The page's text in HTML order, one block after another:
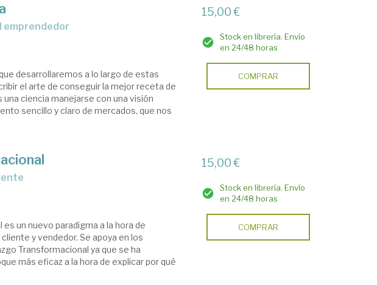
emprendedor
desarrollaremos a lo largo de estas
el arte de conseguir la mejor receta de
ciencia manejarse con una visión
sencillo y claro de mercados, que nos
15,00 €
Stock en librería. Envío
en 24/48 horas
COMPRAR
un nuevo paradigma a la hora de
y vendedor. Se apoya en los
Transformacional ya que se ha
más eficaz a la hora de explicar por qué
15,00 €
Stock en librería. Envío
en 24/48 horas
COMPRAR